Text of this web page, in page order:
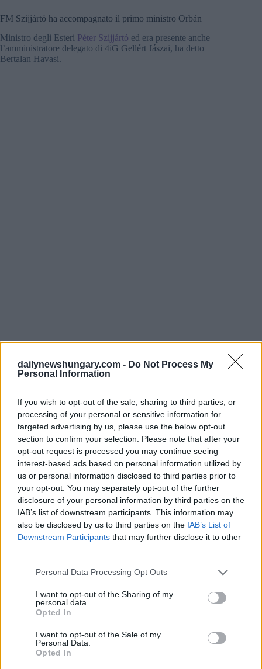
dailynewshungary.com - Do Not Process My
Personal Information
If you wish to opt-out of the sale, sharing to third parties, or
processing of your personal or sensitive information for
targeted advertising by us, please use the below opt-out
section to confirm your selection. Please note that after your
opt-out request is processed you may continue seeing
interest-based ads based on personal information utilized by
us or personal information disclosed to third parties prior to
your opt-out. You may separately opt-out of the further
disclosure of your personal information by third parties on the
IAB’s list of downstream participants. This information may
also be disclosed by us to third parties on the IAB’s List of
Downstream Participants that may further disclose it to other
Please note that this website/app uses one or more Google
not limited to your visit or usage behaviour. You may click to
grant or deny consent to Google and its third-party tags to
use your data for below specified purposes in below Google
consent section.
Personal Data Processing Opt Outs
I want to opt-out of the Sharing of my
personal data.
Opted In
I want to opt-out of the Sale of my
Personal Data.
Opted In
FM Szijjártó ha accompagnato il primo ministro Orbán
Ministro degli Esteri Péter Szijjártó ed era presente anche
l’amministratore delegato di 4iG Gellért Jászai, ha detto
Bertalan Havasi.
Leggi anche:
Szijjártó a Washington: la speranza per la pace in
Ucraina dipende dalla transizione della leadership
statunitense
reclamare le proprietà rubate in Ungheria
governo ungherese
ministero degli affari esteri dell'ungheria
ungheria #viktor orban
Leave a Reply